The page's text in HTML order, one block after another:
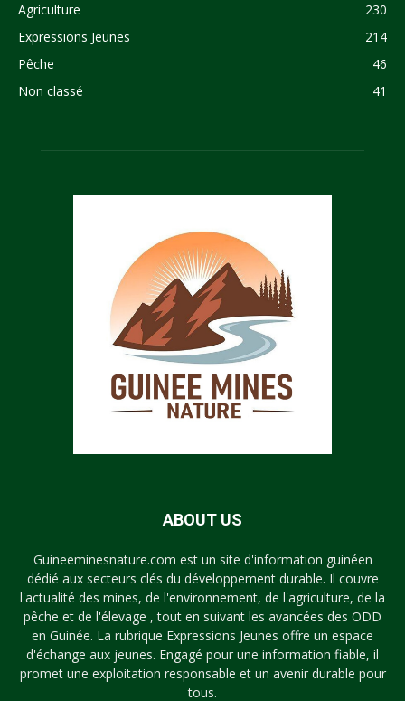
Agriculture
230
Expressions Jeunes
214
Pêche
46
Non classé
41
ABOUT US
Guineeminesnature.com est un site d'information guinéen
dédié aux secteurs clés du développement durable. Il couvre
l'actualité des mines, de l'environnement, de l'agriculture, de la
pêche et de l'élevage , tout en suivant les avancées des ODD
en Guinée. La rubrique Expressions Jeunes offre un espace
d'échange aux jeunes. Engagé pour une information fiable, il
promet une exploitation responsable et un avenir durable pour
tous.